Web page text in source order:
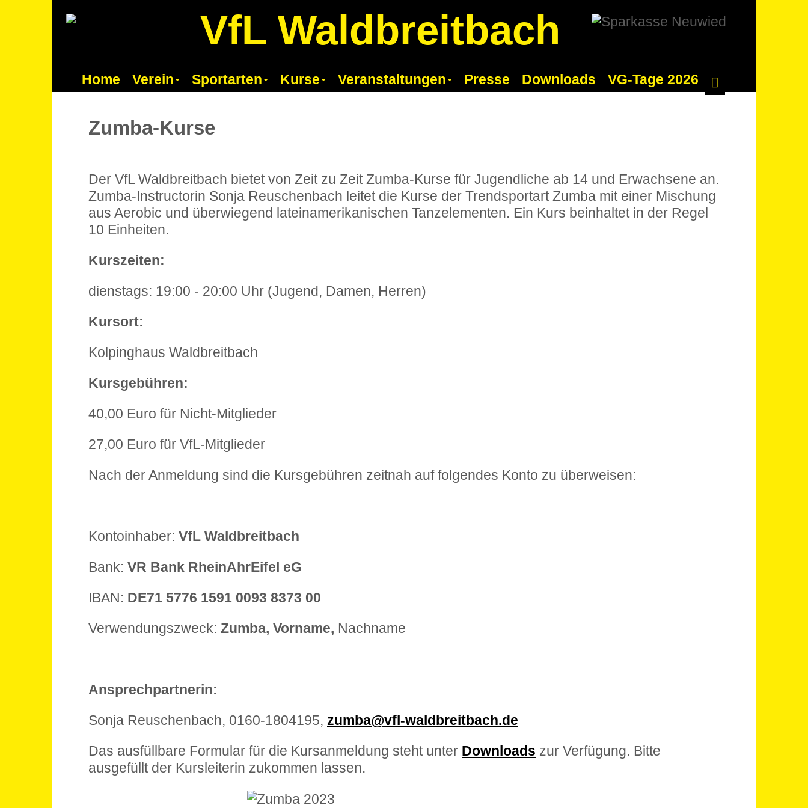
VfL Waldbreitbach
Home Verein Sportarten Kurse Veranstaltungen Presse Downloads VG-Tage 2026
Zumba-Kurse
Der VfL Waldbreitbach bietet von Zeit zu Zeit Zumba-Kurse für Jugendliche ab 14 und Erwachsene an.
Zumba-Instructorin Sonja Reuschenbach leitet die Kurse der Trendsportart Zumba mit einer Mischung
aus Aerobic und überwiegend lateinamerikanischen Tanzelementen. Ein Kurs beinhaltet in der Regel
10 Einheiten.
Kurszeiten:
dienstags: 19:00 - 20:00 Uhr (Jugend, Damen, Herren)
Kursort:
Kolpinghaus Waldbreitbach
Kursgebühren:
40,00 Euro für Nicht-Mitglieder
27,00 Euro für VfL-Mitglieder
Nach der Anmeldung sind die Kursgebühren zeitnah auf folgendes Konto zu überweisen:
Kontoinhaber: VfL Waldbreitbach
Bank: VR Bank RheinAhrEifel eG
IBAN: DE71 5776 1591 0093 8373 00
Verwendungszweck: Zumba, Vorname, Nachname
Ansprechpartnerin:
Sonja Reuschenbach, 0160-1804195, zumba@vfl-waldbreitbach.de
Das ausfüllbare Formular für die Kursanmeldung steht unter Downloads zur Verfügung. Bitte
ausgefüllt der Kursleiterin zukommen lassen.